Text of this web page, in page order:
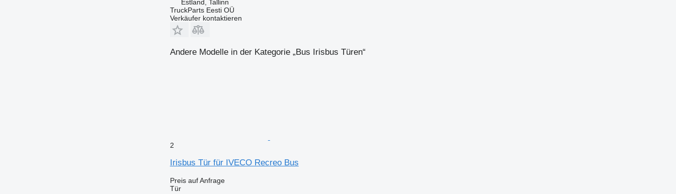
Estland, Tallinn
TruckParts Eesti OÜ
Verkäufer kontaktieren
Andere Modelle in der Kategorie „Bus Irisbus Türen“
2
Irisbus Tür für IVECO Recreo Bus
Preis auf Anfrage
Tür